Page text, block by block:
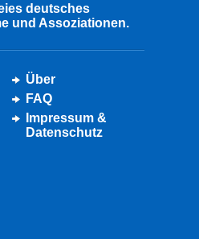
deutsches
und Assoziationen.
Über
FAQ
Impressum &
Datenschutz